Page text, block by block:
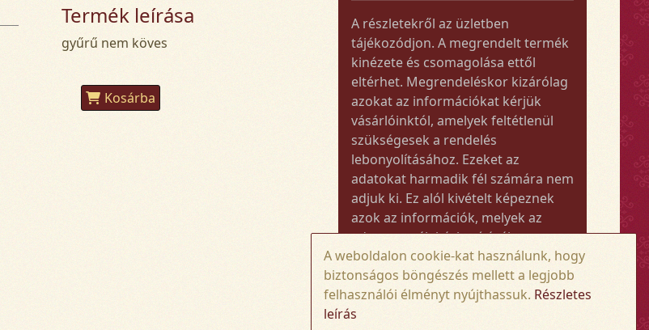
Termék leírása
gyűrű nem köves
Kosárba
A részletekről az üzletben
tájékozódjon. A megrendelt termék
kinézete és csomagolása ettől
eltérhet. Megrendeléskor kizárólag
azokat az információkat kérjük
vásárlóinktól, amelyek feltétlenül
szükségesek a rendelés
lebonyolításához. Ezeket az
adatokat harmadik fél számára nem
adjuk ki. Ez alól kivételt képeznek
azok az információk, melyek az
adott termék kézbesítéséhez vagy
kiszállításához szükségesek.
Amennyiben a megrendelt termék
összege meghaladja az 50.000 Ft-ot,
A weboldalon cookie-kat használunk, hogy
biztonságos böngészés mellett a legjobb
felhasználói élményt nyújthassuk. Részletes
leírás